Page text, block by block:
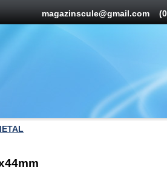
magazinscule@gmail.com